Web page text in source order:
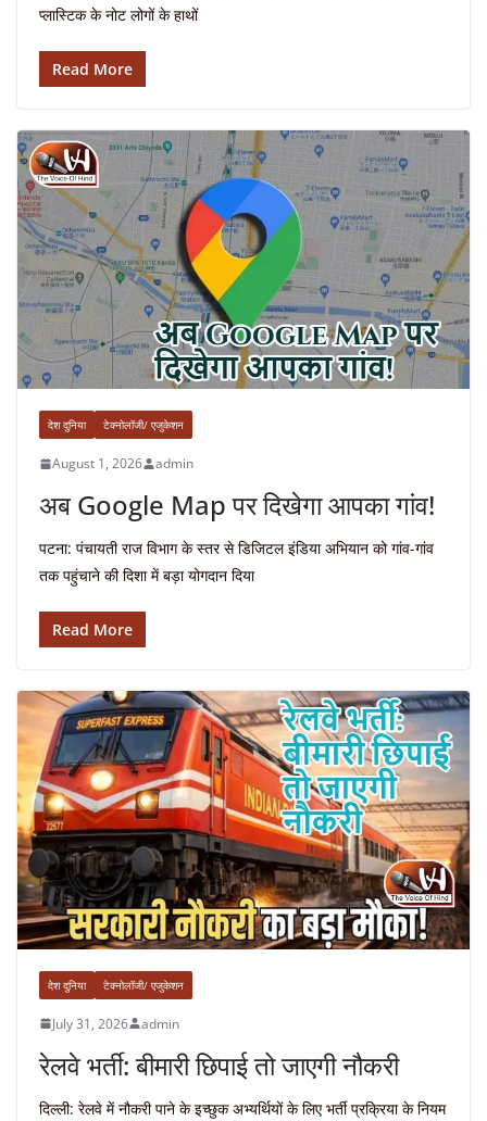
प्लास्टिक के नोट लोगों के हाथों
Read More
देश दुनिया टेक्नोलॉजी/ एजुकेशन
August 1, 2026 admin
अब Google Map पर दिखेगा आपका गांव!
पटना: पंचायती राज विभाग के स्तर से डिजिटल इंडिया अभियान को गांव-गांव
तक पहुंचाने की दिशा में बड़ा योगदान दिया
Read More
देश दुनिया टेक्नोलॉजी/ एजुकेशन
July 31, 2026 admin
रेलवे भर्ती: बीमारी छिपाई तो जाएगी नौकरी
दिल्ली: रेलवे में नौकरी पाने के इच्छुक अभ्यर्थियों के लिए भर्ती प्रक्रिया के नियम